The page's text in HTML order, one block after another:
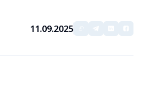
11.09.2025